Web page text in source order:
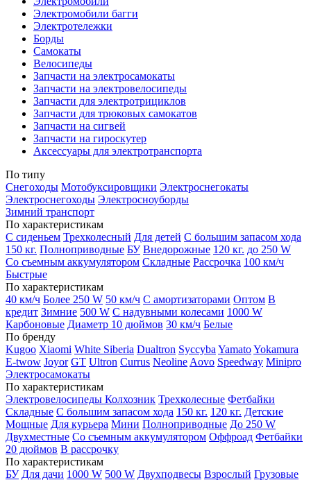
Электромобили багги
Электротележки
Борды
Самокаты
Велосипеды
Запчасти на электросамокаты
Запчасти на электровелосипеды
Запчасти для электротрициклов
Запчасти для трюковых самокатов
Запчасти на сигвей
Запчасти на гироскутер
Аксессуары для электротранспорта
По типу
Снегоходы Мотобуксировщики Электроснегокаты
Электроснегоходы Электросноуборды
Зимний транспорт
По характеристикам
С сиденьем Трехколесный Для детей С большим запасом хода
150 кг. Полноприводные БУ Внедорожные 120 кг. до 250 W
Со съемным аккумулятором Складные Рассрочка 100 км/ч
Быстрые
По характеристикам
40 км/ч Более 250 W 50 км/ч С амортизаторами Оптом В
кредит Зимние 500 W С надувными колесами 1000 W
Карбоновые Диаметр 10 дюймов 30 км/ч Белые
По бренду
Kugoo Xiaomi White Siberia Dualtron Syccyba YamatoYokamura
E-twow Joyor GT Ultron Currus Neoline Aovo Speedway Minipro
Электросамокаты
По характеристикам
Электровелосипеды Колхозник Трехколесные Фетбайки
Складные С большим запасом хода 150 кг. 120 кг. Детские
Мощные Для курьера Мини Полноприводные До 250 W
Двухместные Со съемным аккумулятором Оффроад Фетбайки
20 дюймов В рассрочку
По характеристикам
БУ Для дачи 1000 W 500 W Двухподвесы Взрослый Грузовые